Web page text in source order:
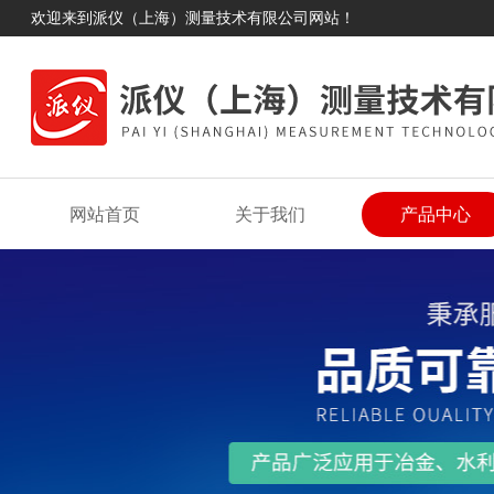
欢迎来到派仪（上海）测量技术有限公司网站！
网站首页 关于我们 产品中心